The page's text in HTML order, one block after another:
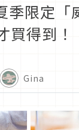
季限定「
買得到！
Gina